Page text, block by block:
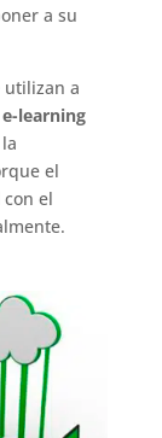
a su
utilizan a
e-learning
el
con el